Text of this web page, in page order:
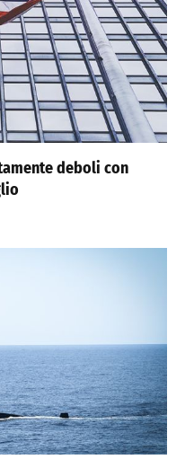
deboli con